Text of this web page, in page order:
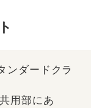
ンダードクラ
用部にあ